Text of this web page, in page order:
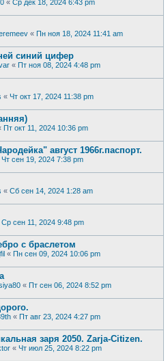
« Ср дек 18, 2024 6:43 pm
« Пн ноя 18, 2024 11:41 am
синий цифер
« Пт ноя 08, 2024 4:48 pm
« Чт окт 17, 2024 11:38 pm
Пт окт 11, 2024 10:36 pm
август 1966г.паспорт.
Чт сен 19, 2024 7:38 pm
« Сб сен 14, 2024 1:28 am
Ср сен 11, 2024 9:48 pm
с браслетом
« Пн сен 09, 2024 10:06 pm
« Пт сен 06, 2024 8:52 pm
« Пт авг 23, 2024 4:27 pm
заря 2050. Zarja-Citizen.
« Чт июл 25, 2024 8:22 pm